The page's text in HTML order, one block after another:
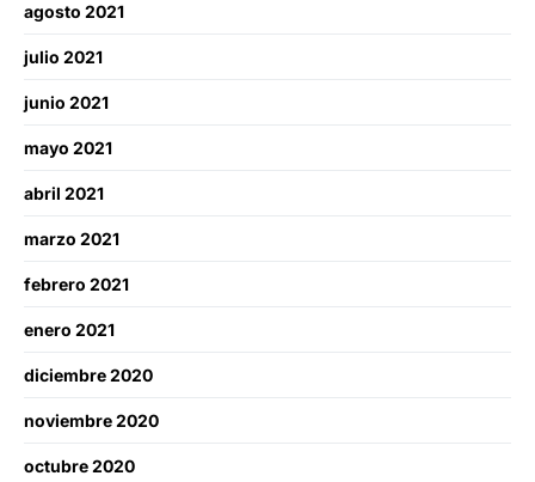
agosto 2021
julio 2021
junio 2021
mayo 2021
abril 2021
marzo 2021
febrero 2021
enero 2021
diciembre 2020
noviembre 2020
octubre 2020